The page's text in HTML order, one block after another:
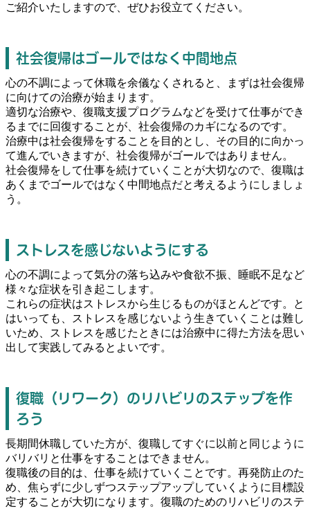
ご紹介いたしますので、ぜひお役立てください。
社会復帰はゴールではなく中間地点
心の不調によって休職を余儀なくされると、まずは社会復帰
に向けての治療が始まります。
適切な治療や、復職支援プログラムなどを受けて仕事ができ
るまでに回復することが、社会復帰のカギになるのです。
治療中は社会復帰をすることを目的とし、その目的に向かっ
て進んでいきますが、社会復帰がゴールではありません。
社会復帰をして仕事を続けていくことが大切なので、復職は
あくまでゴールではなく中間地点だと考えるようにしましょ
う。
ストレスを感じないようにする
心の不調によって気分の落ち込みや食欲不振、睡眠不足など
様々な症状を引き起こします。
これらの症状はストレスから生じるものがほとんどです。と
はいっても、ストレスを感じないよう生きていくことは難し
いため、ストレスを感じたときには治療中に得た方法を思い
出して実践してみるとよいです。
復職（リワーク）のリハビリのステップを作
ろう
長期間休職していた方が、復職してすぐに以前と同じように
バリバリと仕事をすることはできません。
復職後の目的は、仕事を続けていくことです。再発防止のた
め、焦らずに少しずつステップアップしていくように目標設
定することが大切になります。復職のためのリハビリのステ